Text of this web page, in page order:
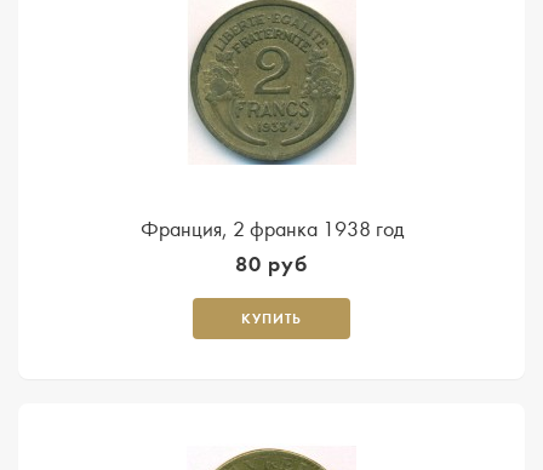
Франция, 2 франка 1938 год
80 руб
КУПИТЬ